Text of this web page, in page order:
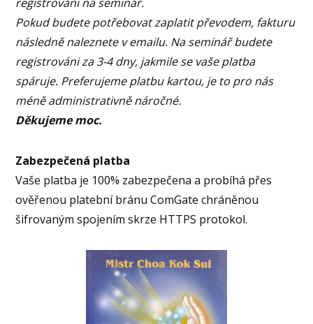
Pokud budete potřebovat zaplatit převodem, fakturu
následně naleznete v emailu. Na seminář budete
registrováni za 3-4 dny, jakmile se vaše platba
spáruje. Preferujeme platbu kartou, je to pro nás
méně administrativně náročné.
Děkujeme moc.
Zabezpečená platba
Vaše platba je 100% zabezpečena a probíhá přes
ověřenou platební bránu ComGate chráněnou
šifrovaným spojením skrze HTTPS protokol.